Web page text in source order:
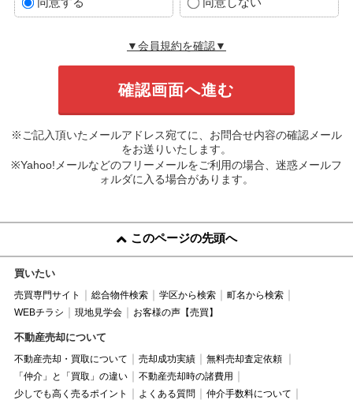
▼会員規約を確認▼
※ご記入頂いたメールアドレス宛てに、お問合せ内容の確認メール
をお送りいたします。
※Yahoo!メールなどのフリーメールをご利用の場合、迷惑メールフ
ォルダに入る場合があります。
このページの先頭へ
買いたい
売買専門サイト 総合物件検索 学区から検索
町名から検索
WEBチラシ
現地見学会 お客様の声【売買】
不動産売却について
不動産売却・買取について 売却成功実績
無料売却査定依頼
「仲介」と「買取」の違い
不動産売却時の諸費用
少しでも高く売るポイント
よくある質問
仲介手数料について